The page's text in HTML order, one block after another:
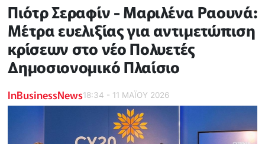
Πιότρ Σεραφίν - Μαριλένα Ραουνά:
Μέτρα ευελιξίας για αντιμετώπιση
κρίσεων στο νέο Πολυετές
Δημοσιονομικό Πλαίσιο
InBusinessNews18:34 - 11 ΜΑΪ́ΟΥ 2026